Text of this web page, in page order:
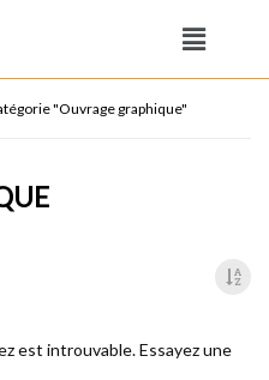
"Ouvrage graphique"
est introuvable. Essayez une